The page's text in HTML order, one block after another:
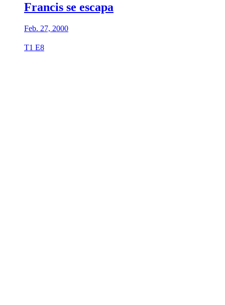
Francis se escapa
Feb. 27, 2000
T1 E8